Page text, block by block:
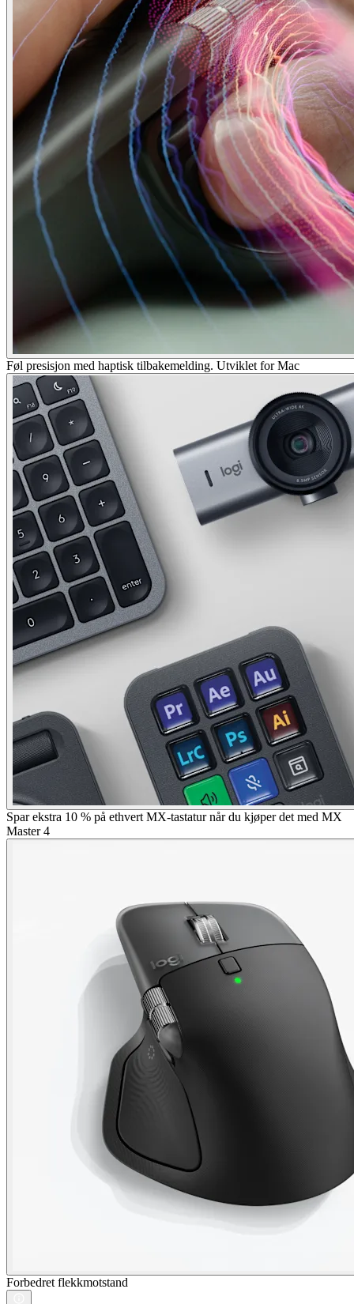
Føl presisjon med haptisk tilbakemelding. Utviklet for Mac
Spar ekstra 10 % på ethvert MX-tastatur når du kjøper det med MX
Master 4
Forbedret flekkmotstand